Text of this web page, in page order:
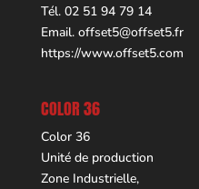
Tél. 02 51 94 79 14
Email. offset5@offset5.fr
https://www.offset5.com
COLOR 36
Color 36
Unité de production
Zone Industrielle,